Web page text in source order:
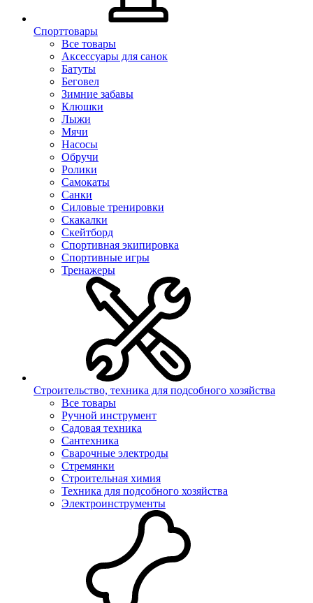
Спорттовары
Все товары
Аксессуары для санок
Батуты
Беговел
Зимние забавы
Клюшки
Лыжи
Мячи
Насосы
Обручи
Ролики
Самокаты
Санки
Силовые тренировки
Скакалки
Скейтборд
Спортивная экипировка
Спортивные игры
Тренажеры
Строительство, техника для подсобного хозяйства
Все товары
Ручной инструмент
Садовая техника
Сантехника
Сварочные электроды
Стремянки
Строительная химия
Техника для подсобного хозяйства
Электроинструменты